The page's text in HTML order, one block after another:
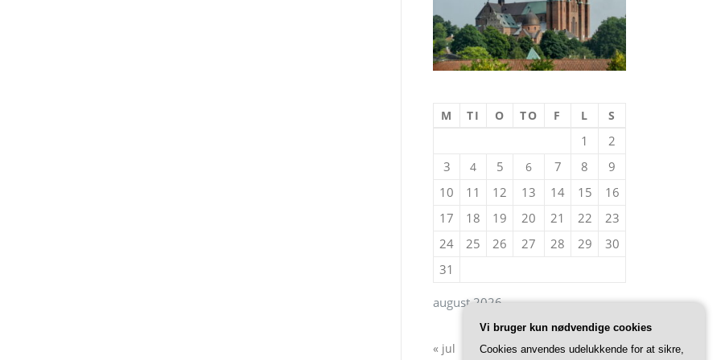
august 2026
M TI O TO F L S
1
2
3
4 5 6 7 8
9
10
11 12 13 14 15
16
17
18 19 20 21 22
23
24
25 26 27 28 29
30
31
« jul
Vi bruger kun nødvendige cookies
Cookies anvendes udelukkende for at sikre,